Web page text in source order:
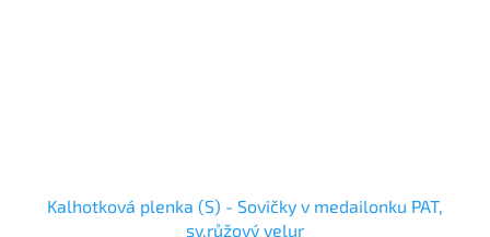
Kalhotková plenka (S) - Sovičky v medailonku PAT,
sv.růžový velur